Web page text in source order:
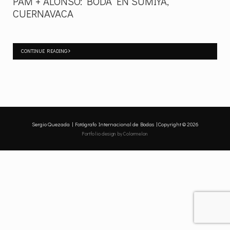
CUERNAVACA
CONTINUE READING
Sergio Quezada | Fotógrafo Internacional de Bodas | Copyright © 2026
Portfolio design by Colormelon